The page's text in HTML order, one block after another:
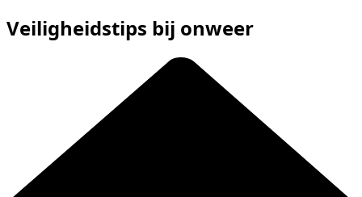
Veiligheidstips bij onweer